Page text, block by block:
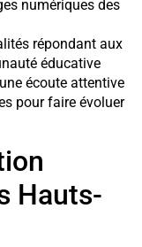
numériques des
répondant aux
éducative
écoute attentive
pour faire évoluer
Hauts-